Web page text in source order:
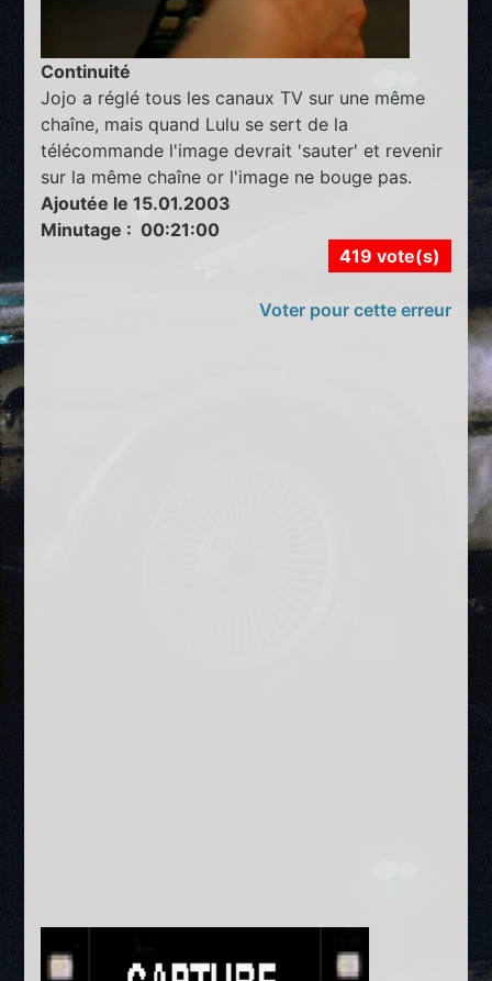
Continuité
Jojo a réglé tous les canaux TV sur une même
chaîne, mais quand Lulu se sert de la
télécommande l'image devrait 'sauter' et revenir
sur la même chaîne or l'image ne bouge pas.
Ajoutée le 15.01.2003
Minutage : 00:21:00
419 vote(s)
Voter pour cette erreur